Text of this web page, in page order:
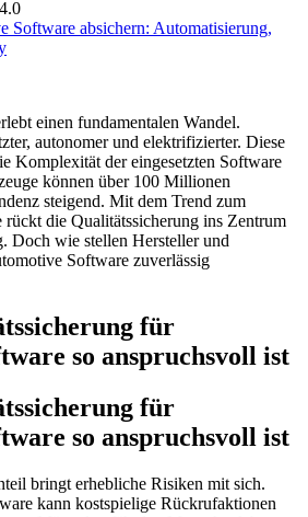
Software absichern: Automatisierung,
einen fundamentalen Wandel.
autonomer und elektrifizierter. Diese
Komplexität der eingesetzten Software
können über 100 Millionen
steigend. Mit dem Trend zum
die Qualitätssicherung ins Zentrum
Doch wie stellen Hersteller und
Software zuverlässig
für
so anspruchsvoll ist
für
so anspruchsvoll ist
bringt erhebliche Risiken mit sich.
kann kostspielige Rückrufaktionen